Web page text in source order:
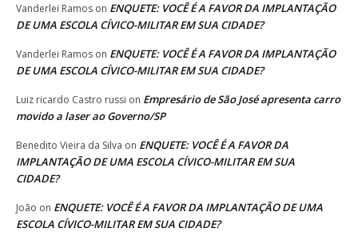
Vanderlei Ramos on ENQUETE: VOCÊ É A FAVOR DA IMPLANTAÇÃO
DE UMA ESCOLA CÍVICO-MILITAR EM SUA CIDADE?
Vanderlei Ramos on ENQUETE: VOCÊ É A FAVOR DA IMPLANTAÇÃO
DE UMA ESCOLA CÍVICO-MILITAR EM SUA CIDADE?
Luiz ricardo Castro russi on Empresário de São José apresenta carro
movido a laser ao Governo/SP
Benedito Vieira da Silva on ENQUETE: VOCÊ É A FAVOR DA
IMPLANTAÇÃO DE UMA ESCOLA CÍVICO-MILITAR EM SUA
CIDADE?
João on ENQUETE: VOCÊ É A FAVOR DA IMPLANTAÇÃO DE UMA
ESCOLA CÍVICO-MILITAR EM SUA CIDADE?